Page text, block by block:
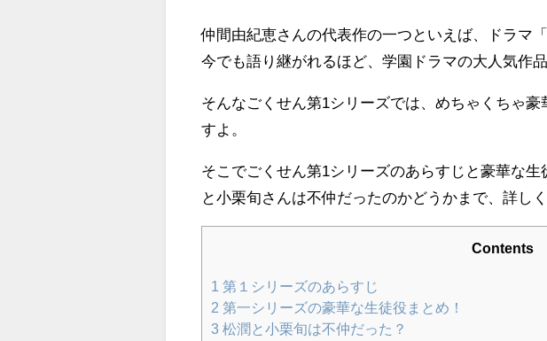
仲間由紀恵さんの代表作の一つといえば、ドラマ
今でも語り継がれるほど、学園ドラマの大人気作品
そんなごくせん第1シリーズでは、めちゃくちゃ
すよ。
そこでごくせん第1シリーズのあらすじと豪華な
と小栗旬さんは不仲だったのかどうかまで、詳し
Contents
1 第１シリーズのあらすじ
2 第一シリーズの豪華な生徒役まとめ！
3 松潤と小栗旬は不仲だった？